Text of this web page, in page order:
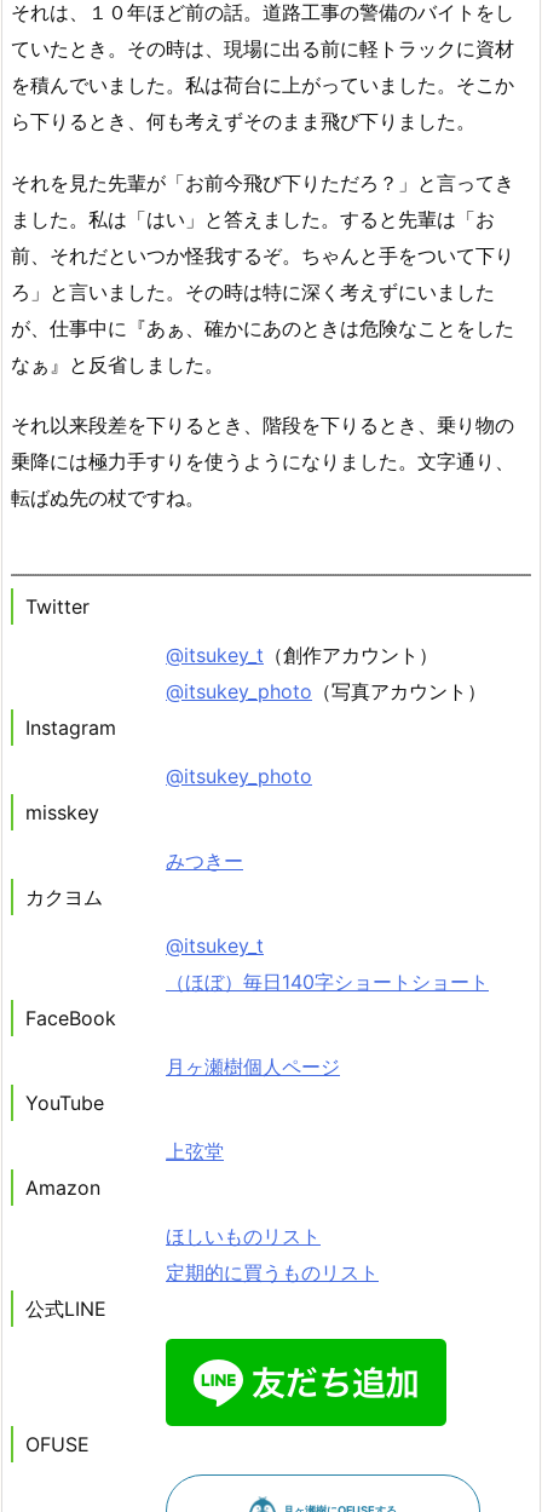
それは、１０年ほど前の話。道路工事の警備のバイトをし
ていたとき。その時は、現場に出る前に軽トラックに資材
を積んでいました。私は荷台に上がっていました。そこか
ら下りるとき、何も考えずそのまま飛び下りました。
それを見た先輩が「お前今飛び下りただろ？」と言ってき
ました。私は「はい」と答えました。すると先輩は「お
前、それだといつか怪我するぞ。ちゃんと手をついて下り
ろ」と言いました。その時は特に深く考えずにいました
が、仕事中に『あぁ、確かにあのときは危険なことをした
なぁ』と反省しました。
それ以来段差を下りるとき、階段を下りるとき、乗り物の
乗降には極力手すりを使うようになりました。文字通り、
転ばぬ先の杖ですね。
Twitter
@itsukey_t （創作アカウント）
@itsukey_photo （写真アカウント）
Instagram
@itsukey_photo
misskey
みつきー
カクヨム
@itsukey_t
（ほぼ）毎日140字ショートショート
FaceBook
月ヶ瀬樹個人ページ
YouTube
上弦堂
Amazon
ほしいものリスト
定期的に買うものリスト
公式LINE
OFUSE